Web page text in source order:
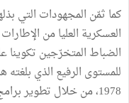
كما ثمّن المجهودات التي
العسكرية العليا من
الضباط المتخرّجين تكوينا
للمستوى الرفيع الذي بلغته
1978، من خلال تطوير برامج التكوين والمناهج البيداغوجيّة.